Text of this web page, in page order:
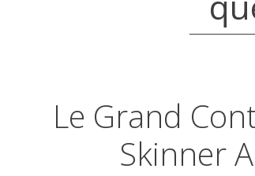
Le Grand
Skinner